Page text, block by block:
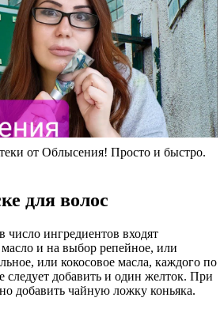
от Облысения! Просто и быстро.
для волос
ингредиентов входят
и на выбор репейное, или
или кокосовое масла, каждого по
добавить и один желток. При
добавить чайную ложку коньяка.